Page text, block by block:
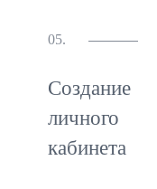
05.
Создание
личного
кабинета